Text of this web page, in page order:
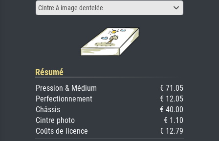
Cintre à image dentelée
Résumé
Pression & Médium
€ 71.05
Perfectionnement
€ 12.05
Châssis
€ 40.00
Cintre photo
€ 1.10
Coûts de licence
€ 12.79